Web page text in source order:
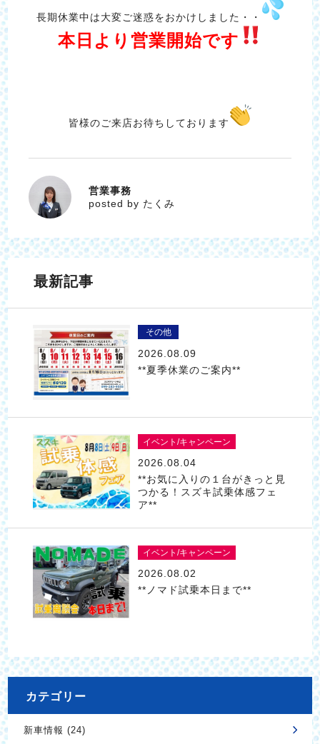
長期休業中は大変ご迷惑をおかけしました・・
本日より営業開始です
皆様のご来店お待ちしております
たくみ
営業事務
posted by たくみ
最新記事
その他
2026.08.09
**夏季休業のご案内**
イベント/キャンペーン
2026.08.04
**お気に入りの１台がきっと見
つかる！スズキ試乗体感フェ
ア**
イベント/キャンペーン
2026.08.02
**ノマド試乗本日まで**
カテゴリー
新車情報 (24)